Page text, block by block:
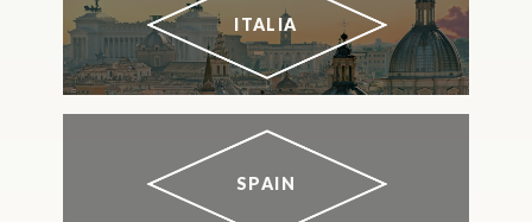
ITALIA
SPAIN